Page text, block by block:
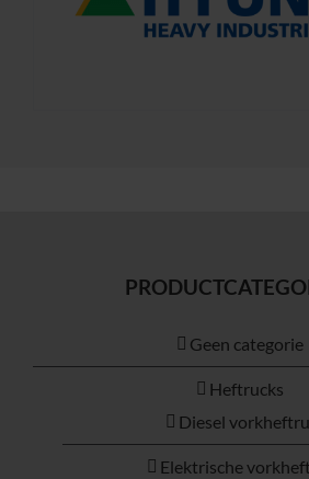
Geen categorie
Heftrucks
Diesel
Elektrische